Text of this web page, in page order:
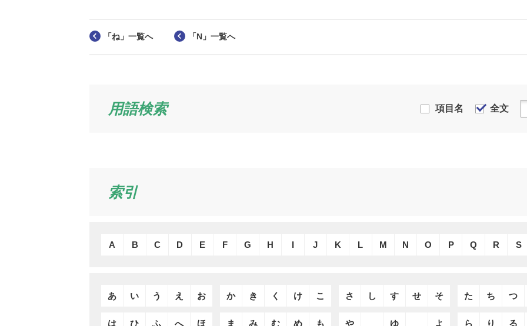
「ね」一覧へ 「N」一覧へ
用語検索 項目名 全文
索引
A B C D E F G H I J K L M N O P Q R S
あ い う え お か き く け こ さ し す せ そ た ち つ
は ひ ふ へ ほ ま み む め も や ゆ よ ら り る